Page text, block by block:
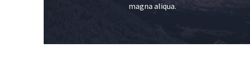
magna aliqua.